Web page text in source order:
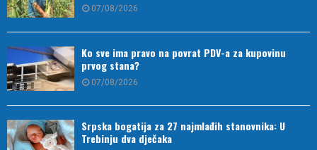
07/08/2026
Ko sve ima pravo na povrat PDV-a za kupovinu
prvog stana?
07/08/2026
Srpska bogatija za 27 najmlađih stanovnika: U
Trebinju dva dječaka